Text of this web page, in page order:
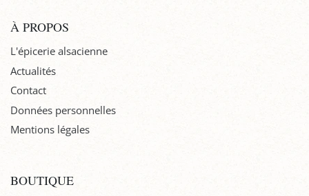
À PROPOS
L'épicerie alsacienne
Actualités
Contact
Données personnelles
Mentions légales
BOUTIQUE